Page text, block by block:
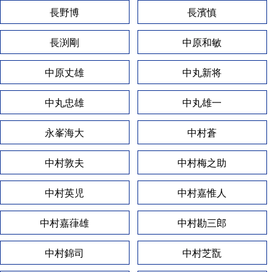
長野博 長濱慎
長渕剛 中原和敏
中原丈雄 中丸新将
中丸忠雄 中丸雄一
永峯海大 中村蒼
中村敦夫 中村梅之助
中村英児 中村嘉惟人
中村嘉葎雄 中村勘三郎
中村錦司 中村芝翫